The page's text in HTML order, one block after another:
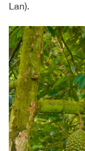
Lan).